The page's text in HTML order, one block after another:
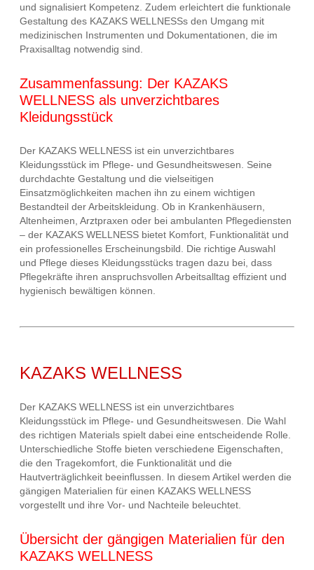
und signalisiert Kompetenz. Zudem erleichtert die funktionale
Gestaltung des KAZAKS WELLNESSs den Umgang mit
medizinischen Instrumenten und Dokumentationen, die im
Praxisalltag notwendig sind.
Zusammenfassung: Der KAZAKS
WELLNESS als unverzichtbares
Kleidungsstück
Der KAZAKS WELLNESS ist ein unverzichtbares
Kleidungsstück im Pflege- und Gesundheitswesen. Seine
durchdachte Gestaltung und die vielseitigen
Einsatzmöglichkeiten machen ihn zu einem wichtigen
Bestandteil der Arbeitskleidung. Ob in Krankenhäusern,
Altenheimen, Arztpraxen oder bei ambulanten Pflegediensten
– der KAZAKS WELLNESS bietet Komfort, Funktionalität und
ein professionelles Erscheinungsbild. Die richtige Auswahl
und Pflege dieses Kleidungsstücks tragen dazu bei, dass
Pflegekräfte ihren anspruchsvollen Arbeitsalltag effizient und
hygienisch bewältigen können.
KAZAKS WELLNESS
Der KAZAKS WELLNESS ist ein unverzichtbares
Kleidungsstück im Pflege- und Gesundheitswesen. Die Wahl
des richtigen Materials spielt dabei eine entscheidende Rolle.
Unterschiedliche Stoffe bieten verschiedene Eigenschaften,
die den Tragekomfort, die Funktionalität und die
Hautverträglichkeit beeinflussen. In diesem Artikel werden die
gängigen Materialien für einen KAZAKS WELLNESS
vorgestellt und ihre Vor- und Nachteile beleuchtet.
Übersicht der gängigen Materialien für den
KAZAKS WELLNESS